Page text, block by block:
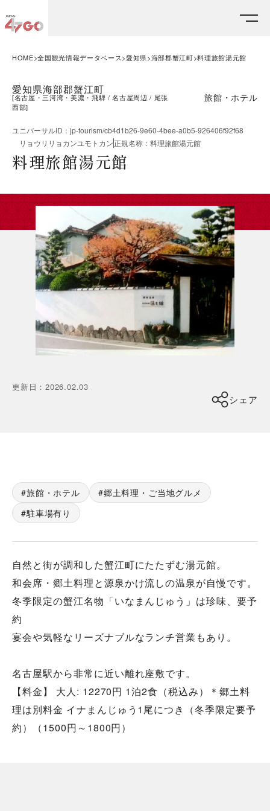
HOME 全国観光情報データベース 愛知県 海部郡蟹江町 料理旅館湯元館
愛知県海部郡蟹江町
[名古屋・三河湾・美濃・飛騨 名古屋周辺
尾張
西部]
旅館・ホテル
ユニバーサルID ： jp-tourism/cb4d1b26-9e60-4bee-a0b5-926406f92f68
リョウリリョカンユモトカン正規名称 ： 料理旅館湯元館
料理旅館湯元館
更新日 ：2026.02.03
シェア
旅館・ホテル
郷土料理・ご当地グルメ
駐車場有り
自然と街が調和した蟹江町にたたずむ湯元館。
和会席・郷土料理と源泉かけ流しの温泉が自慢です。
冬季限定の蟹江名物「いなまんじゅう」は珍味、要予
約
宴会や気軽なリーズナブルなランチ営業もあり。
名古屋駅から非常に近い離れ座敷です。
【料金】 大人: 12270円 1泊2食（税込み）＊郷土料
理は別料金 イナまんじゅう1尾につき（冬季限定要予
約）（1500円～1800円）